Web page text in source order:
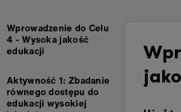
Wprowadzenie do Celu
4 - Wysoka jakość
edukacji
Aktywność 1: Zbadanie
równego dostępu do
edukacji wysokiej